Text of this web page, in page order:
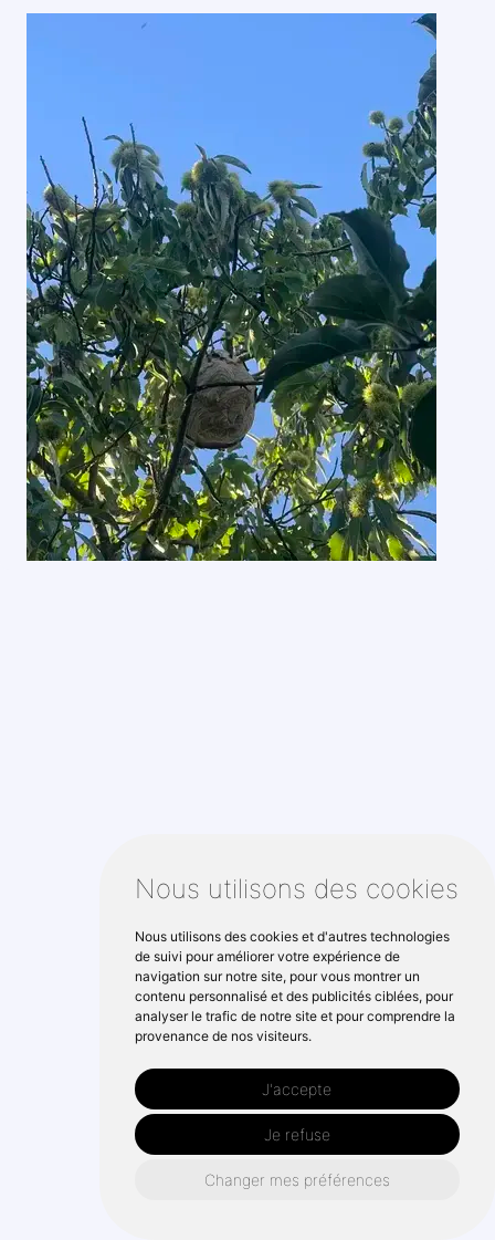
Nous utilisons des cookies
Nous utilisons des cookies et d'autres technologies
de suivi pour améliorer votre expérience de
navigation sur notre site, pour vous montrer un
contenu personnalisé et des publicités ciblées, pour
analyser le trafic de notre site et pour comprendre la
provenance de nos visiteurs.
J'accepte
Je refuse
Changer mes préférences